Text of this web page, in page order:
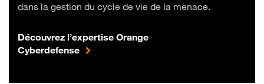
dans la gestion du cycle de vie de la menace.
Découvrez l’expertise Orange
Cyberdefense